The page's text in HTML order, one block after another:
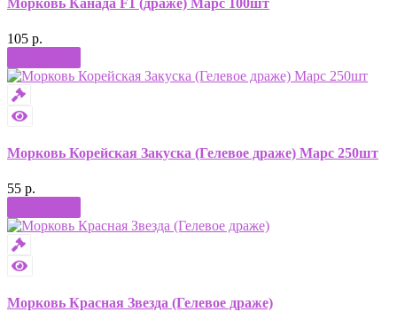
Морковь Канада F1 (драже) Марс 100шт
105 р.
Морковь Корейская Закуска (Гелевое драже) Марс 250шт
55 р.
Морковь Красная Звезда (Гелевое драже)